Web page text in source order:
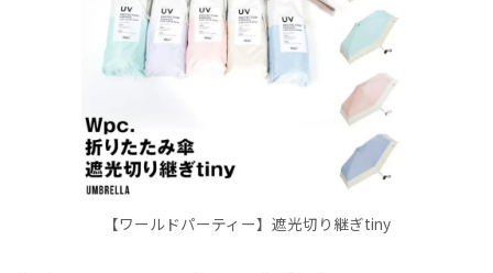
【ワールドパーティー】遮光切り継ぎtiny